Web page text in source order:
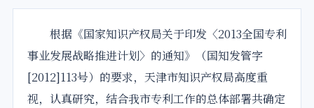
根据《国家知识产权局关于印发〈2013全国专利
事业发展战略推进计划〉的通知》（国知发管字
[2012]113号）的要求， 天津市知识产权局高度重
视，认真研究，结合我市专利工作的总体部署共确定